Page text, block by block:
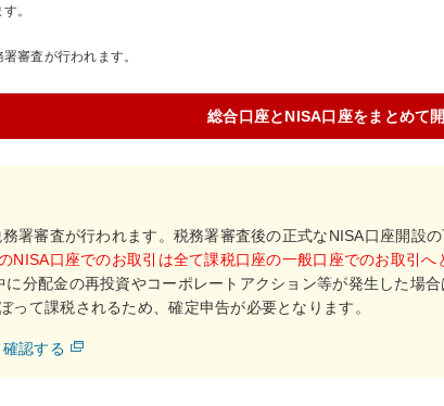
。
審査が行われます。
総合口座とNISA口座をまとめて
署審査が行われます。税務署審査後の正式なNISA口座開設
NISA口座でのお取引は全て課税口座の一般口座でのお取引へ
分配金の再投資やコーポレートアクション等が発生した場
て課税されるため、確定申告が必要となります。
認する